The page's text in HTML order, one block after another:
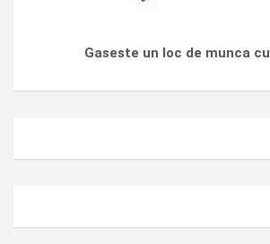
Gaseste un loc de munca cu